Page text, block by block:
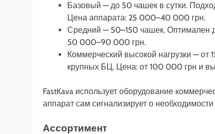
Базовый — до 50 чашек в сутки.
Цена аппарата: 25 000–40 000 грн.
Средний — 50–150 чашек. Оптимален
50 000–90 000 грн.
Коммерческий высокой нагрузки — от
крупных БЦ. Цена: от 100 000 грн и
FastKava использует оборудование
аппарат сам сигнализирует о
Ассортимент